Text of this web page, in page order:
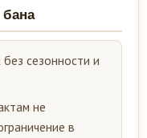
бана
сезонности и
не
в